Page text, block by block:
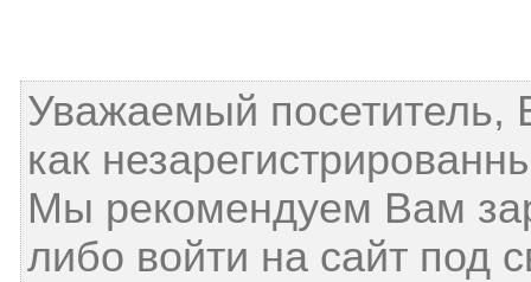
Уважаемый посетитель,
как
Мы рекомендуем Вам
либо войти на сайт под